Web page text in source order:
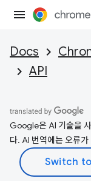
Docs
API
Google은 AI 기술을
다. AI 번역에는 오류